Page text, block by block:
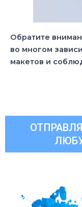
Обратите
во многом
макетов и